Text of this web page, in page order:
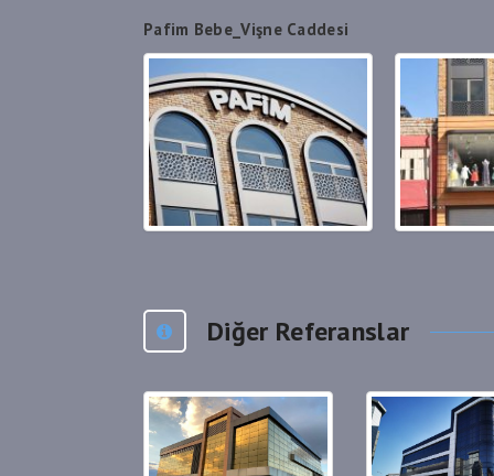
Pafim Bebe_Vişne Caddesi
Diğer Referanslar